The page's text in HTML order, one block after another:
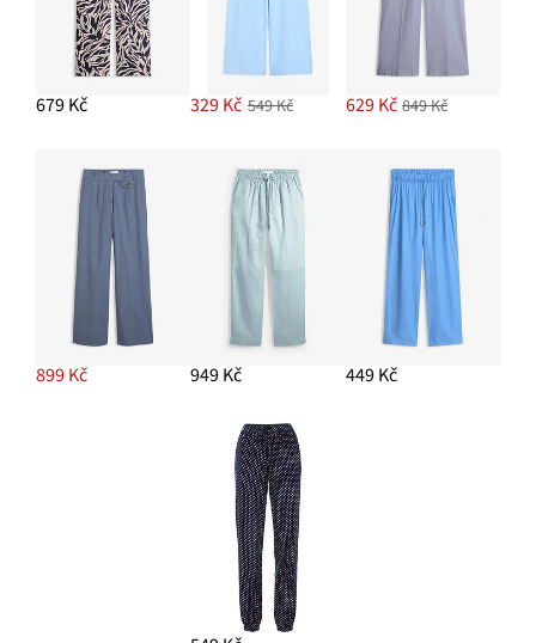
299 Kč
PŘIDAT DO KOŠÍKU
679 Kč 329 Kč 549 Kč 629 Kč 849 Kč
899 Kč 949 Kč 449 Kč